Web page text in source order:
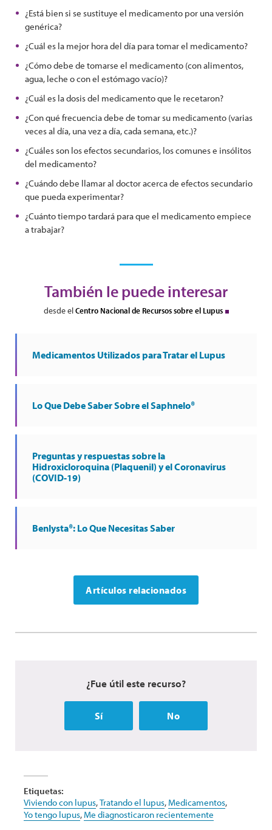
¿Está bien si se sustituye el medicamento por una versión
genérica?
¿Cuál es la mejor hora del día para tomar el medicamento?
¿Cómo debe de tomarse el medicamento (con alimentos,
agua, leche o con el estómago vacío)?
¿Cuál es la dosis del medicamento que le recetaron?
¿Con qué frecuencia debe de tomar su medicamento (varias
veces al día, una vez a día, cada semana, etc.)?
¿Cuáles son los efectos secundarios, los comunes e insólitos
del medicamento?
¿Cuándo debe llamar al doctor acerca de efectos secundario
que pueda experimentar?
¿Cuánto tiempo tardará para que el medicamento empiece
a trabajar?
También le puede interesar
desde elCentro Nacional de Recursos sobre el Lupus
Medicamentos Utilizados para Tratar el Lupus
Lo Que Debe Saber Sobre el Saphnelo®
Preguntas y respuestas sobre la
Hidroxicloroquina (Plaquenil) y el Coronavirus
(COVID-19)
Benlysta®: Lo Que Necesitas Saber
Artículos relacionados
¿Fue útil este recurso?
Sí No
Etiquetas:
Viviendo con lupus,Tratando el lupus, Medicamentos,
Yo tengo lupus, Me diagnosticaron recientemente